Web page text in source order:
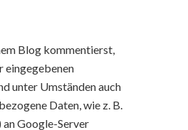
Blog kommentierst,
eingegebenen
unter Umständen auch
Daten, wie z. B.
Google-Server